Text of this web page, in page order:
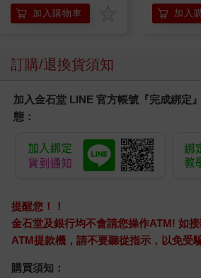
加入購物車 加入
訂購/退換貨須知
加入金石堂 LINE 官方帳號『完成綁定
態：
提醒您！！
金石堂及銀行均不會請您操作ATM! 如
ATM提款機，請不要聽從指示，以免受
購買須知：